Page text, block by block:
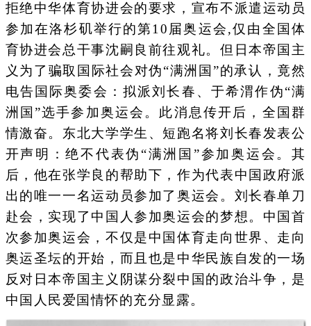
拒绝中华体育协进会的要求，宣布不派遣运动员
参加在洛杉矶举行的第10届奥运会,仅由全国体
育协进会总干事沈嗣良前往观礼。但日本帝国主
义为了骗取国际社会对伪“满洲国”的承认，竟然
电告国际奥委会：拟派刘长春、于希渭作伪“满
洲国”选手参加奥运会。此消息传开后，全国群
情激奋。东北大学学生、短跑名将刘长春发表公
开声明：绝不代表伪“满洲国”参加奥运会。其
后，他在张学良的帮助下，作为代表中国政府派
出的唯一一名运动员参加了奥运会。刘长春单刀
赴会，实现了中国人参加奥运会的梦想。中国首
次参加奥运会，不仅是中国体育走向世界、走向
奥运圣坛的开始，而且也是中华民族自发的一场
反对日本帝国主义阴谋分裂中国的政治斗争，是
中国人民爱国情怀的充分显露。